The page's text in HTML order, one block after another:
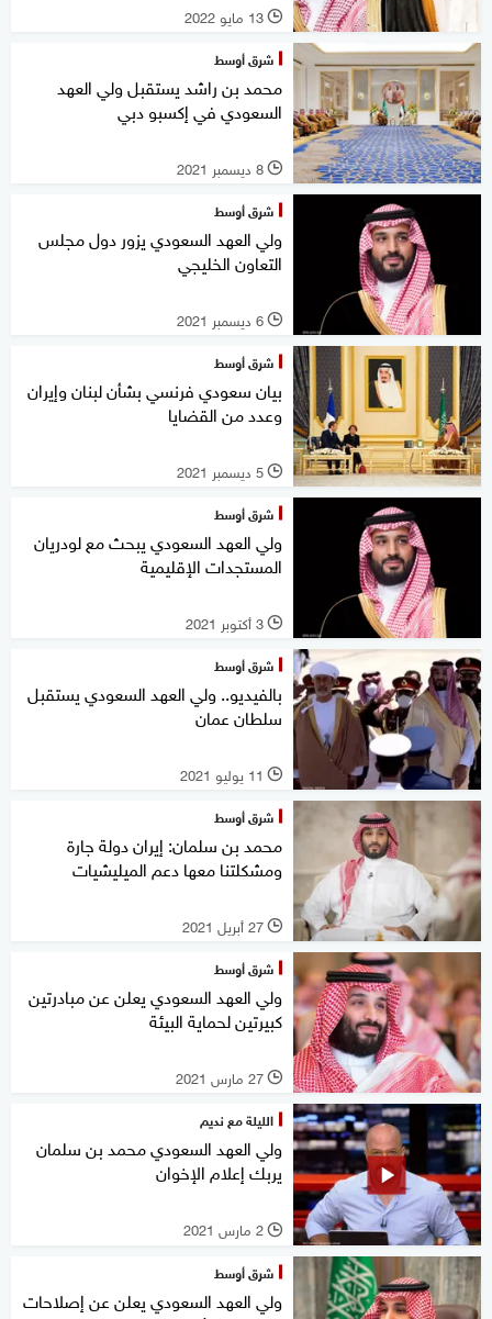
l 13 مايو 2022
شرق أوسط
محمد بن راشد يستقبل ولي العهد
السعودي في إكسبو دبي
l 8 ديسمبر 2021
شرق أوسط
ولي العهد السعودي يزور دول مجلس
التعاون الخليجي
l 6 ديسمبر 2021
شرق أوسط
بيان سعودي فرنسي بشأن لبنان وإيران
وعدد من القضايا
l 5 ديسمبر 2021
شرق أوسط
ولي العهد السعودي يبحث مع لودريان
المستجدات الإقليمية
l 3 أكتوبر 2021
شرق أوسط
بالفيديو.. ولي العهد السعودي يستقبل
سلطان عمان
l 11 يوليو 2021
شرق أوسط
محمد بن سلمان: إيران دولة جارة
ومشكلتنا معها دعم الميليشيات
l 27 أبريل 2021
شرق أوسط
ولي العهد السعودي يعلن عن مبادرتين
كبيرتين لحماية البيئة
l 27 مارس 2021
الليلة مع نديم
ولي العهد السعودي محمد بن سلمان
يربك إعلام الإخوان
l 2 مارس 2021
شرق أوسط
ولي العهد السعودي يعلن عن إصلاحات